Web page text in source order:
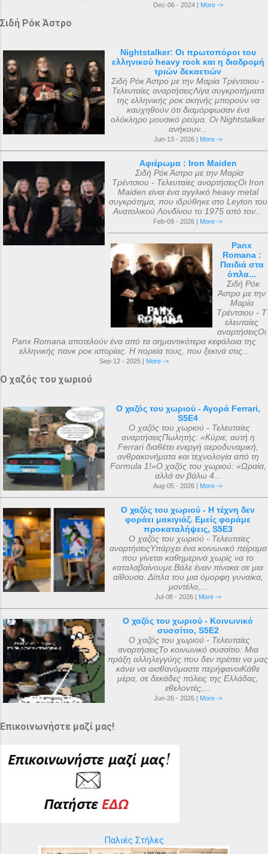
Dec-06 - 2024 | More ->
Σιδή Ρόκ Άστρο
Nightstalker: Οι πρωτοπόροι του
ελληνικού heavy rock και η διαδρομή
τριών δεκαετιών
Σιδή Ρόκ Άστρο με την Μαρία Τρέντσιου -
Τελευταίες αναρτήσειςΛίγα συγκροτήματα
της ελληνικής ροκ σκηνής μπορούν να
καυχηθούν ότι διαμόρφωσαν ένα
ολόκληρο μουσικό ρεύμα. Οι Nightstalker
ανήκουν...
Jun-13 - 2026 | More ->
Αφιέρωμα : Iron Maiden
Σιδή Ρόκ Άστρο με την Μαρία
Τρέντσιου - Τελευταίες αναρτήσειςΟι Iron
Maiden είναι ένα αγγλικό heavy metal
συγκρότημα, που ιδρύθηκε στο Leyton του
Ανατολικού Λονδίνου το 1975 από τον...
Feb-09 - 2026 | More ->
Panx
Romana :
Παιδιά στα
όπλα...
Σιδή Ρόκ
Άστρο με την
Μαρία
Τρέντσιου - Τ
ελευταίες
αναρτήσειςΟι
Panx Romana αποτελούν ένα από τα σημαντικότερα κεφάλαια της
ελληνικής πανκ ροκ ιστορίας. Η πορεία τους, που ξεκινά στις...
Sep-12 - 2025 | More ->
Ο χαζός του χωριού
Ο χαζός του χωριού - Αγορά Ferrari,
S5E4
Ο χαζός του χωριού - Τελευταίες
αναρτήσειςΠωλητής: «Κύριε, αυτή η
Ferrari διαθέτει ενεργή αεροδυναμική,
ανθρακονήματα και τεχνολογία από τη
Formula 1!»Ο χαζός του χωριού: «Ωραία,
αλλά αν βάλω 4...
Aug-05 - 2026 | More ->
Ο χαζός του χωριού - Η τέχνη δεν
φοράει μακιγιάζ. Εμείς φοράμε
προκαταλήψεις, S5E3
Ο χαζός του χωριού - Τελευταίες
αναρτήσειςΥπάρχει ένα κοινωνικό πείραμα
που γίνεται καθημερινά χωρίς να το
καταλαβαίνουμε.Βάλε έναν πίνακα σε μια
αίθουσα. Δίπλα του μια όμορφη γυναίκα,
μοντέλο,...
Jul-08 - 2026 | More ->
Ο χαζός του χωριού - Κοινωνικό
συσσίτιο, S5E2
Ο χαζός του χωριού - Τελευταίες
αναρτήσειςΤο κοινωνικό συσσίτιο: Μια
πράξη αλληλεγγύης που δεν πρέπει να μας
κάνει να αισθανόμαστε περήφανοιΚάθε
μέρα, σε δεκάδες πόλεις της Ελλάδας,
εθελοντές,...
Jun-26 - 2026 | More ->
Επικοινωνήστε μαζί μας!
Παλιές Στήλες